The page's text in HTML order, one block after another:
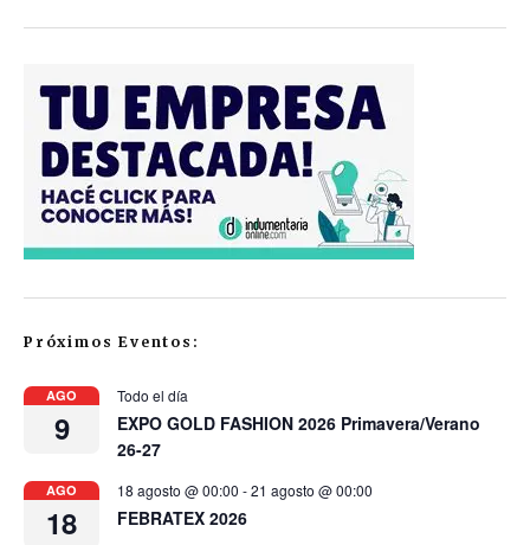
Próximos Eventos:
AGO
9
Todo el día
EXPO GOLD FASHION 2026 Primavera/Verano
26-27
AGO
18
18 agosto @ 00:00 -21 agosto @ 00:00
FEBRATEX 2026